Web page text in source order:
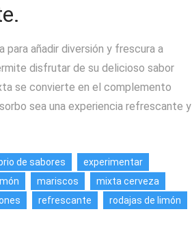
añadir diversión y frescura a
disfrutar de su delicioso sabor
se convierte en el complemento
sea una experiencia refrescante y
de sabores
experimentar
mariscos
mixta cerveza
refrescante
rodajas de limón